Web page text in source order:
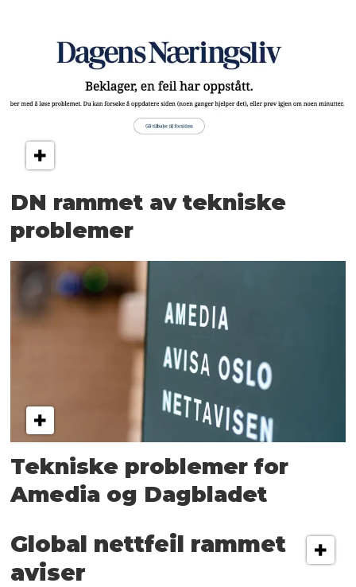
DN rammet av tekniske
problemer
Tekniske problemer for
Amedia og Dagbladet
Global nettfeil rammet
aviser